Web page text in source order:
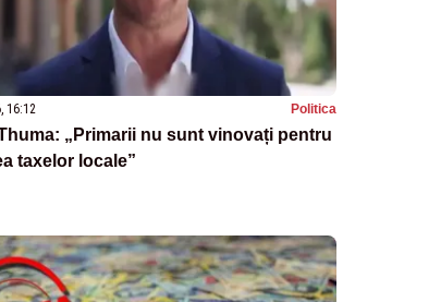
16:12 Politica
„Primarii nu sunt vinovați pentru
taxelor locale”